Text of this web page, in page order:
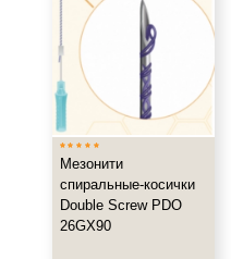
Мезонити
спиральные-косички
Double Screw PDO
26GX90
+7
+7